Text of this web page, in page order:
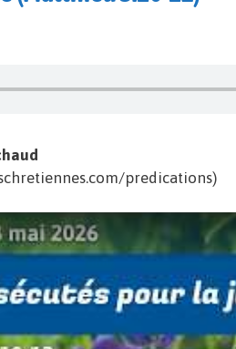
predications)